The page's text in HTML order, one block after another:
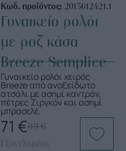
Κωδ. προϊόντος: 2013612421.1
Γυναικείο ρολόι
με ροζ κάσα
Breeze Semplice
Γυναικείο ρολόι χειρός
Breeze από ανοξείδωτο
ατσάλι με ασημί καντράν,
πέτρες Ζιργκόν και ασημί
μπρασελέ.
89€
71 €
Εξαντλημένο